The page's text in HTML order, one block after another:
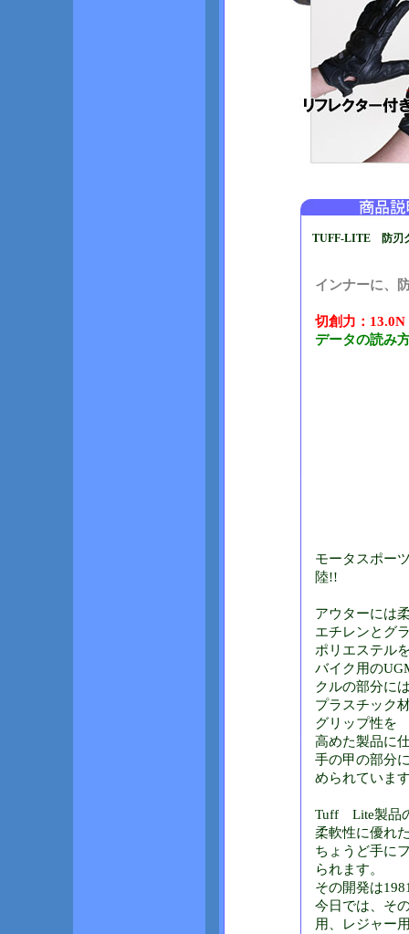
TUFF-LITE 防刃
インナーに、
切創力：
データの読み
モータスポー
陸!!
アウターには
エチレンとグ
ポリエステル
バイク用の
クルの部分に
プラスチック
グリップ性を
高めた製品に
手の甲の部分
められていま
Tuff Lite製品
柔軟性に優れ
ちょうど手に
られます。
その開発は
今日では、そ
用、レジャー